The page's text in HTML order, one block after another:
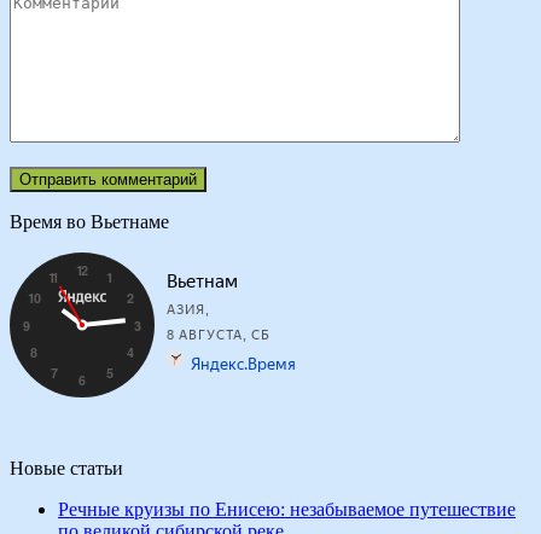
Время во Вьетнаме
Новые статьи
Речные круизы по Енисею: незабываемое путешествие